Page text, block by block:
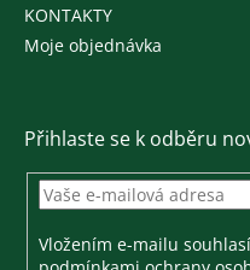
KONTAKTY
Moje objednávka
Přihlaste se k odběru
Vložením e-mailu